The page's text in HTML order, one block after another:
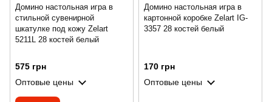
Домино настольная игра в
стильной сувенирной
шкатулке под кожу Zelart
5211L 28 костей белый
575 грн
Оптовые цены
Домино настольная игра в
картонной коробке Zelart IG-
3357 28 костей белый
170 грн
Оптовые цены